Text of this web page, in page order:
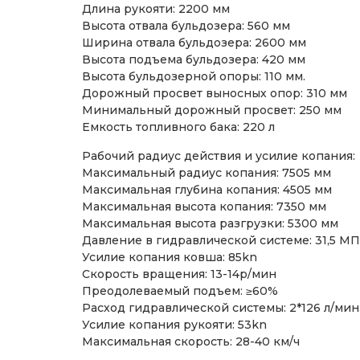
Длина рукояти: 2200 мм
Высота отвала бульдозера: 560 мм
Ширина отвала бульдозера: 2600 мм
Высота подъема бульдозера: 420 мм
Высота бульдозерной опоры: 110 мм.
Дорожный просвет выносных опор: 310 мм
Минимальный дорожный просвет: 250 мм
Емкость топливного бака: 220 л
Рабочий радиус действия и усилие копания:
Максимальный радиус копания: 7505 мм
Максимальная глубина копания: 4505 мм
Максимальная высота копания: 7350 мм
Максимальная высота разгрузки: 5300 мм
Давление в гидравлической системе: 31,5
Усилие копания ковша: 85kn
Скорость вращения: 13-14р/мин
Преодолеваемый подъем: ≥60%
Расход гидравлической системы: 2*126 л/
Усилие копания рукояти: 53kn
Максимальная скорость: 28-40 км/ч